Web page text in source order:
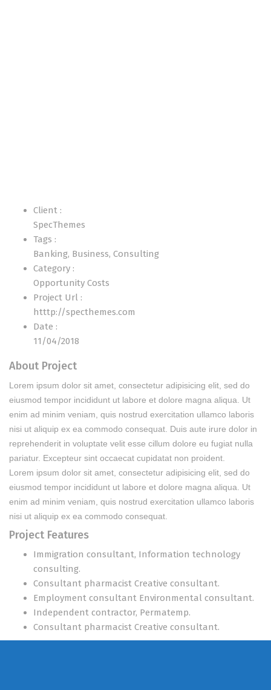
Client :
SpecThemes
Tags :
Banking, Business, Consulting
Category :
Opportunity Costs
Project Url :
htttp://specthemes.com
Date :
11/04/2018
About Project
Lorem ipsum dolor sit amet, consectetur adipisicing elit, sed do
eiusmod tempor incididunt ut labore et dolore magna aliqua. Ut
enim ad minim veniam, quis nostrud exercitation ullamco laboris
nisi ut aliquip ex ea commodo consequat. Duis aute irure dolor in
reprehenderit in voluptate velit esse cillum dolore eu fugiat nulla
pariatur. Excepteur sint occaecat cupidatat non proident.
Lorem ipsum dolor sit amet, consectetur adipisicing elit, sed do
eiusmod tempor incididunt ut labore et dolore magna aliqua. Ut
enim ad minim veniam, quis nostrud exercitation ullamco laboris
nisi ut aliquip ex ea commodo consequat.
Project Features
Immigration consultant, Information technology
consulting.
Consultant pharmacist Creative consultant.
Employment consultant Environmental consultant.
Independent contractor, Permatemp.
Consultant pharmacist Creative consultant.